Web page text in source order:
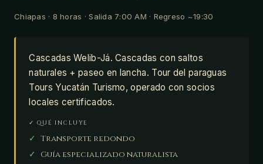
Chiapas · 8 horas · Salida 7:00 AM · Regreso ~19:30
Cascadas Welib-Já. Cascadas con saltos
naturales + paseo en lancha. Tour del paraguas
Tours Yucatán Turismo, operado con socios
locales certificados.
✓ QUÉ INCLUYE
✓
Transporte redondo
✓
Guía especializado naturalista